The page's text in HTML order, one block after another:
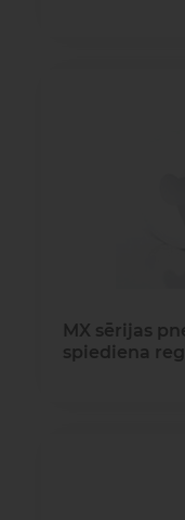
MX sērijas
spiediena